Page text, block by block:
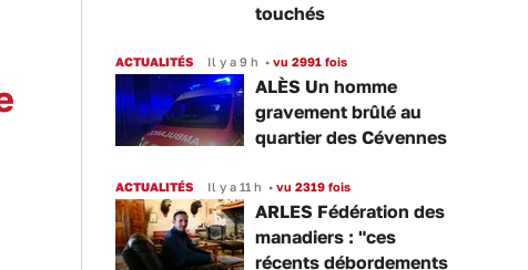
touchés
ACTUALITÉS Il y a 9 h • vu 2991 fois
ALÈS Un homme
gravement brûlé au
quartier des Cévennes
ACTUALITÉS Il y a 11 h • vu 2319 fois
ARLES Fédération des
manadiers : "ces
récents débordements